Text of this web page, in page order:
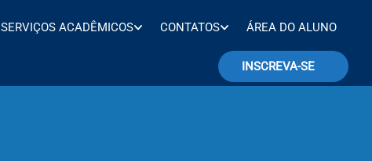
SERVIÇOS ACADÊMICOS CONTATOS ÁREA DO ALUNO
INSCREVA-SE